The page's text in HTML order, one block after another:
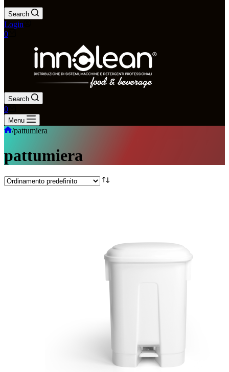
Search
Login
0
Search
0
Menu
/pattumiera
pattumiera